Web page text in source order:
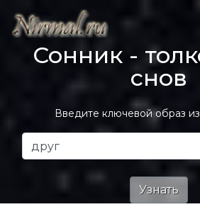
Сонник -
снов
Введите ключевой образ